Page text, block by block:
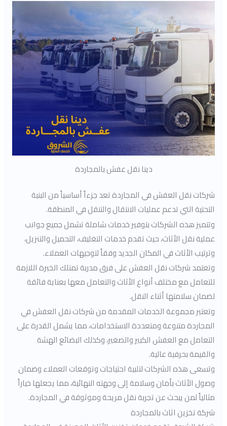
دينا نقل عفش بالمجاردة
شركات نقل العفش في المجاردة تعد جزءاً أساسياً من البنية
التحتية التي تدعم عمليات الانتقال والتنقل في المنطقة.
وتتميز هذه الشركات بتوفير خدمات شاملة تشمل جميع جوانب
عملية نقل الأثاث، حيث تقدم خدمات التغليف، التحميل والتنزيل،
وترتيب الأثاث في المكان الجديد وفقاً لتوجيهات العملاء.
وتعتمد شركات نقل العفش على فرق مدربة تمتلك الخبرة اللازمة
للتعامل مع مختلف أنواع الأثاث والتعامل معها بعناية فائقة
لضمان سلامتها أثناء النقل.
وتعتبر مجموعة الخدمات المقدمة من شركات نقل العفش في
المجاردة متنوعة ومتعددة الاستخدامات، مما يشمل القدرة على
التعامل مع العفش الكبير والصغير، وكذلك البضائع الهشة
والقيمة بحرفية عالية.
وتسعى هذه الشركات لتلبية احتياجات وتوقعات العملاء وضمان
وصول الأثاث بأمان وسلامة إلى وجهته النهائية، مما يجعلها خياراً
مثالياً لمن يبحث عن تجربة نقل مريحة وموثوقة في المجاردة.
شركة تخزين اثاث بالمجاردة